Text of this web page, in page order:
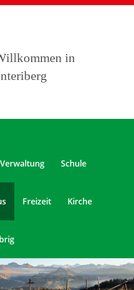
in
Verwaltung Schule
Freizeit Kirche